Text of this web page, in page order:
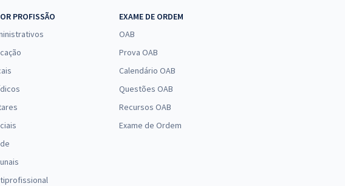
PROFISSÃO
EXAME DE ORDEM
OAB
Prova OAB
Calendário OAB
Questões OAB
Recursos OAB
Exame de Ordem